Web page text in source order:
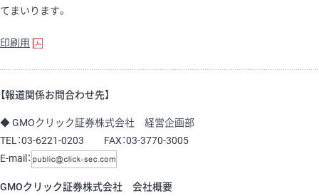
てまいります。
印刷用
【報道関係お問合わせ先】
◆ GMOクリック証券株式会社 経営企画部
TEL：03-6221-0203 FAX：03-3770-3005
E-mail：
GMOクリック証券株式会社 会社概要